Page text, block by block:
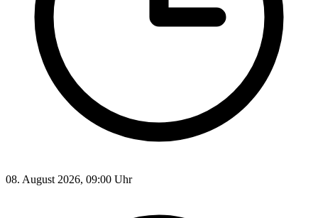
08. August 2026, 09:00 Uhr